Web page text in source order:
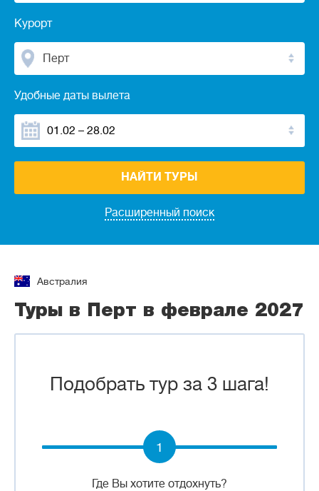
Курорт
Перт
Удобные даты вылета
Расширенный поиск
НАЙТИ ТУРЫ
Австралия
Туры в Перт в феврале 2027
Подобрать тур за 3 шага!
Где Вы хотите отдохнуть?
1